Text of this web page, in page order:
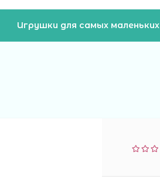
Игрушки для самых маленьких